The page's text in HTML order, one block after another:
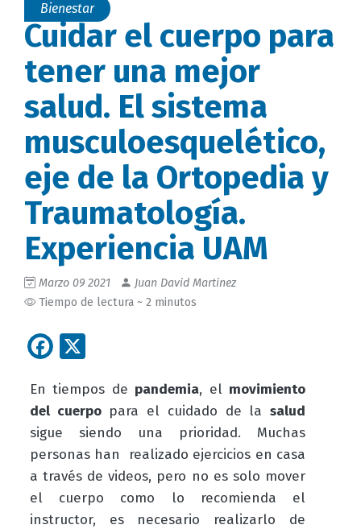
Bienestar
Cuidar el cuerpo para
tener una mejor
salud. El sistema
musculoesquelético,
eje de la Ortopedia y
Traumatología.
Experiencia UAM
Marzo 09 2021
Juan David Martinez
Tiempo de lectura ~ 2 minutos
Facebook
En tiempos de pandemia, el movimiento
del cuerpopara el cuidado de lasalud
sigue siendo una prioridad. Muchas
personas han realizado ejercicios en casa
a través de videos, pero no es solo mover
el cuerpo como lo recomienda el
instructor, es necesario realizarlo de